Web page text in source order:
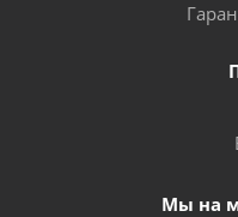
Мы на